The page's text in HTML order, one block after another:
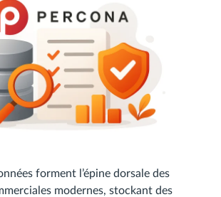
forment l’épine dorsale des
modernes, stockant des